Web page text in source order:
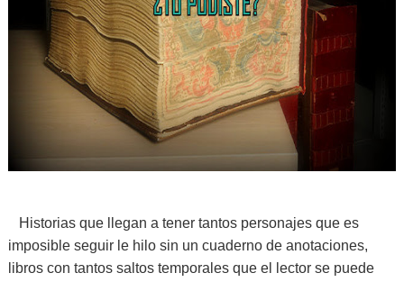
Historias que llegan a tener tantos personajes que es
imposible seguir le hilo sin un cuaderno de anotaciones,
libros con tantos saltos temporales que el lector se puede